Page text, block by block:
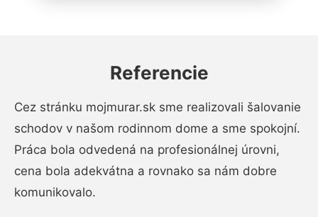
Referencie
Cez stránku mojmurar.sk sme realizovali šalovanie
schodov v našom rodinnom dome a sme spokojní.
Práca bola odvedená na profesionálnej úrovni,
cena bola adekvátna a rovnako sa nám dobre
komunikovalo.